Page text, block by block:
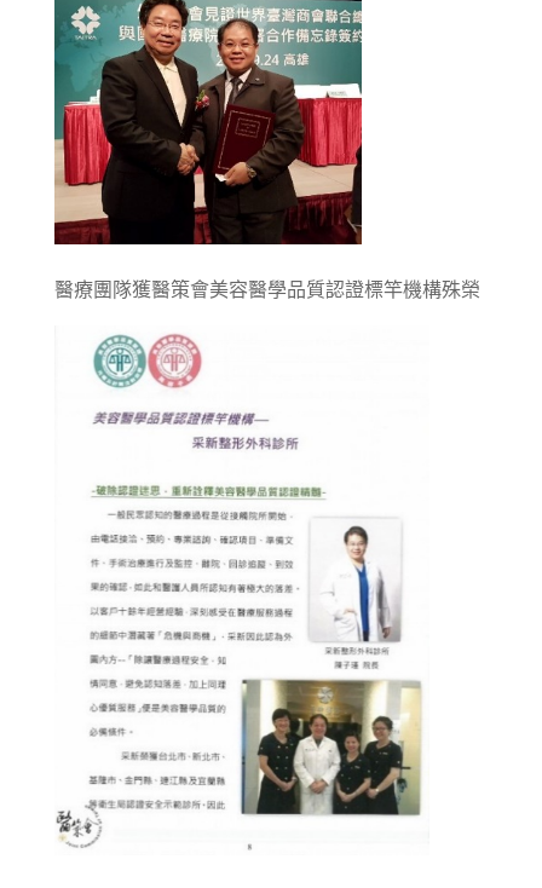
醫療團隊獲醫策會美容醫學品質認證標竿機構殊榮